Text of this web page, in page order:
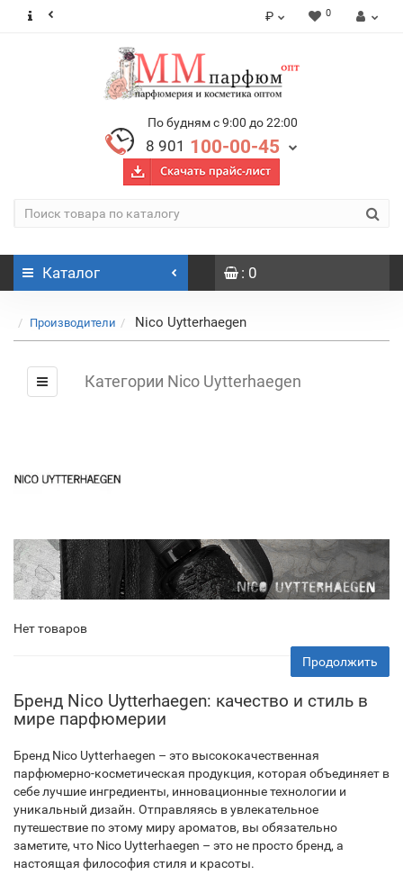
₽ 0
По будням с 9:00 до 22:00
8 901 100-00-45
Каталог : 0
Производители Nico Uytterhaegen
Категории Nico Uytterhaegen
Нет товаров
Продолжить
Бренд Nico Uytterhaegen: качество и стиль в
мире парфюмерии
Бренд Nico Uytterhaegen – это высококачественная
парфюмерно-косметическая продукция, которая объединяет в
себе лучшие ингредиенты, инновационные технологии и
уникальный дизайн. Отправляясь в увлекательное
путешествие по этому миру ароматов, вы обязательно
заметите, что Nico Uytterhaegen – это не просто бренд, а
настоящая философия стиля и красоты.